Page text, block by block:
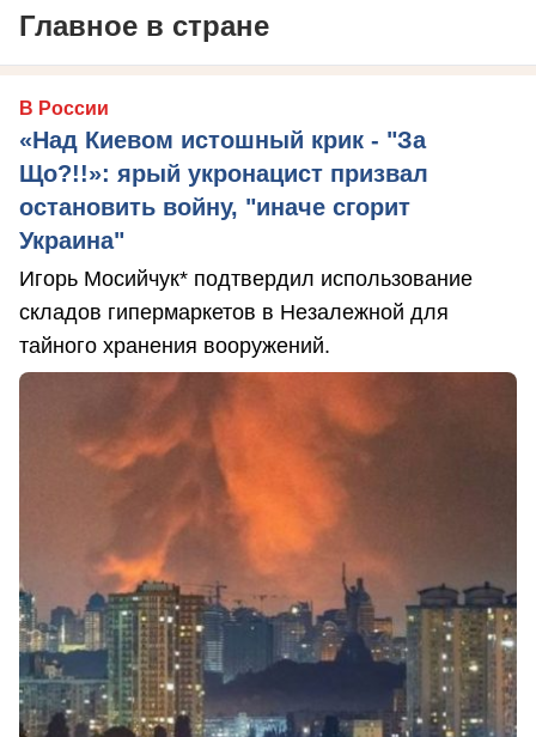
Главное в стране
В России
«Над Киевом истошный крик - "За
Що?!!»: ярый укронацист призвал
остановить войну, "иначе сгорит
Украина"
Игорь Мосийчук* подтвердил использование
складов гипермаркетов в Незалежной для
тайного хранения вооружений.